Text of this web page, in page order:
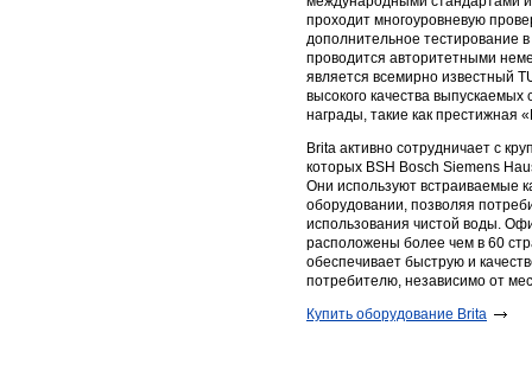
проходит многоуровневую
дополнительное тестирование
проводится авторитетными
является всемирно известный
высокого качества
награды, такие как престижная
Brita активно сотрудничает с
которых BSH Bosch Siemens
Они используют встраиваемые
оборудовании, позволяя
использования чистой воды.
расположены более чем в 60
обеспечивает быструю и
потребителю, независимо от
​Купить оборудование Brita